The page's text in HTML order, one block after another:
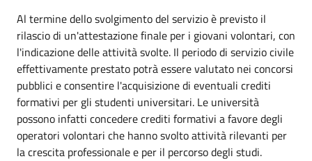
Al termine dello svolgimento del servizio è previsto il
rilascio di un'attestazione finale per i giovani volontari, con
l'indicazione delle attività svolte. Il periodo di servizio civile
effettivamente prestato potrà essere valutato nei concorsi
pubblici e consentire l'acquisizione di eventuali crediti
formativi per gli studenti universitari. Le università
possono infatti concedere crediti formativi a favore degli
operatori volontari che hanno svolto attività rilevanti per
la crescita professionale e per il percorso degli studi.